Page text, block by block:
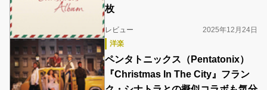
枚
レビュー
2025年12月24日
洋楽
ペンタトニックス（Pentatonix）
『Christmas In The City』フラン